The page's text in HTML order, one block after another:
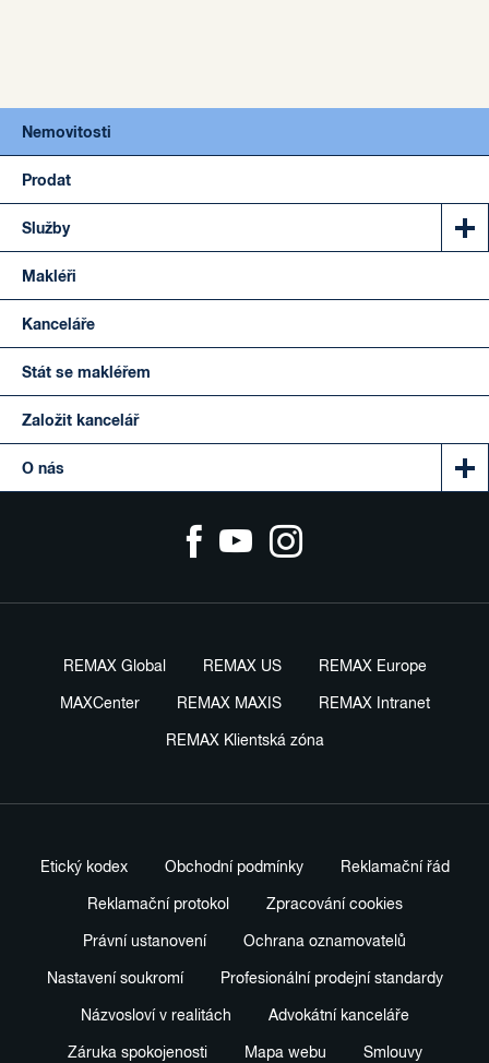
Nemovitosti
Prodat
Služby
Makléři
Kanceláře
Stát se makléřem
Založit kancelář
O nás
REMAX Global REMAX US REMAX Europe
MAXCenter REMAX MAXIS REMAX Intranet
REMAX Klientská zóna
Etický kodex Obchodní podmínky Reklamační řád
Reklamační protokol Zpracování cookies
Právní ustanovení Ochrana oznamovatelů
Nastavení soukromí Profesionální prodejní standardy
Názvosloví v realitách Advokátní kanceláře
Záruka spokojenosti Mapa webu Smlouvy